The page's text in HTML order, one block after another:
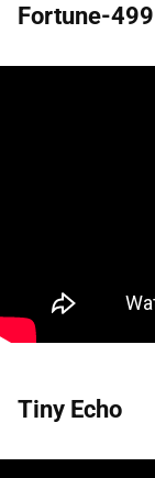
Fortune-499
Tiny Echo